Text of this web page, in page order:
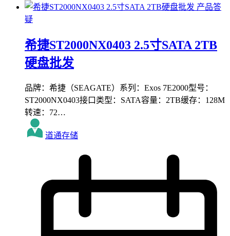
产品答
疑
希捷ST2000NX0403 2.5寸SATA 2TB
硬盘批发
品牌：希捷（SEAGATE）系列：Exos 7E2000型号：
ST2000NX0403接口类型：SATA容量：2TB缓存：128M
转速：72…
道通存储